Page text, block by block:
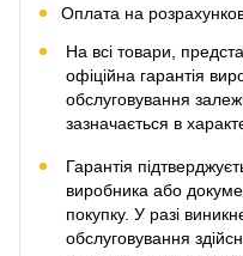
Оплата на
На всі товари,
офіційна гарантія
обслуговування
зазначається в
Гарантія
виробника або
покупку. У разі
обслуговування